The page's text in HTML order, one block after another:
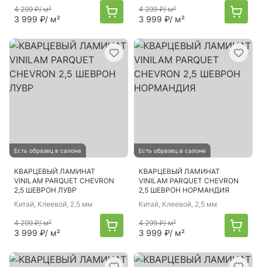
4 299 ₽/ м²
3 999 ₽/ м²
4 299 ₽/ м²
3 999 ₽/ м²
Есть образец в салоне
КВАРЦЕВЫЙ ЛАМИНАТ
VINILAM PARQUET CHEVRON
2,5 ШЕВРОН ЛУВР
Китай, Клеевой, 2,5 мм
4 299 ₽/ м²
3 999 ₽/ м²
Есть образец в салоне
КВАРЦЕВЫЙ ЛАМИНАТ
VINILAM PARQUET CHEVRON
2,5 ШЕВРОН НОРМАНДИЯ
Китай, Клеевой, 2,5 мм
4 299 ₽/ м²
3 999 ₽/ м²